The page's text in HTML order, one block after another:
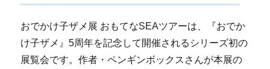
おでかけ子ザメ展 おもてなSEAツアーは、『おでか
け子ザメ』5周年を記念して開催されるシリーズ初の
展覧会です。作者・ペンギンボックスさんが本展の